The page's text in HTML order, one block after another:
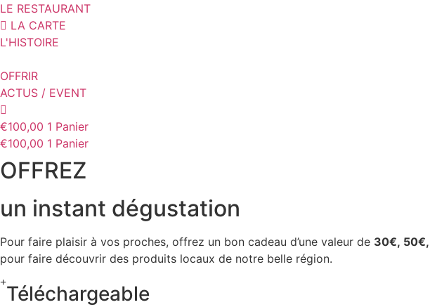
Aller
au
contenu
LE RESTAURANT
LA CARTE
L'HISTOIRE
OFFRIR
ACTUS / EVENT
€100,00 1 Panier
€100,00 1 Panier
OFFREZ
un instant dégustation
Pour faire plaisir à vos proches, offrez un bon cadeau d’une valeur de 30€,
pour faire découvrir des produits locaux de notre belle région.
Téléchargeable